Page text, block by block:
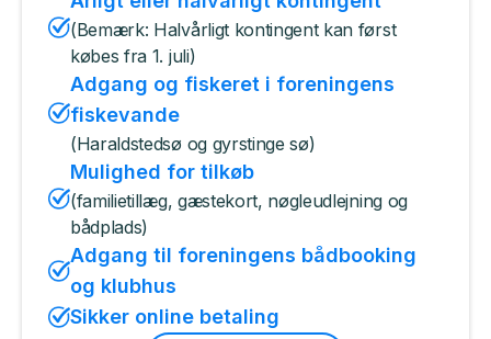
(Bemærk: Halvårligt kontingent kan først
købes fra 1. juli)
Adgang og fiskeret i foreningens
fiskevande
(Haraldstedsø og gyrstinge sø)
Mulighed for tilkøb
(familietillæg, gæstekort, nøgleudlejning og
bådplads)
Adgang til foreningens bådbooking
og klubhus
Sikker online betaling